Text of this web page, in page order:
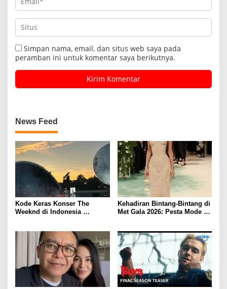
Simpan nama, email, dan situs web saya pada
peramban ini untuk komentar saya berikutnya.
News Feed
Kode Keras Konser The
Weeknd di Indonesia
Kehadiran Bintang-Bintang di
Met Gala 2026: Pesta Mode